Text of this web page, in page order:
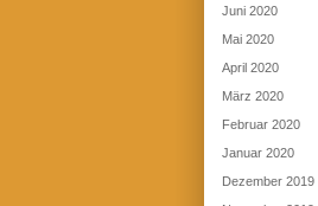
Juni 2020
Mai 2020
April 2020
März 2020
Februar 2020
Januar 2020
Dezember 2019